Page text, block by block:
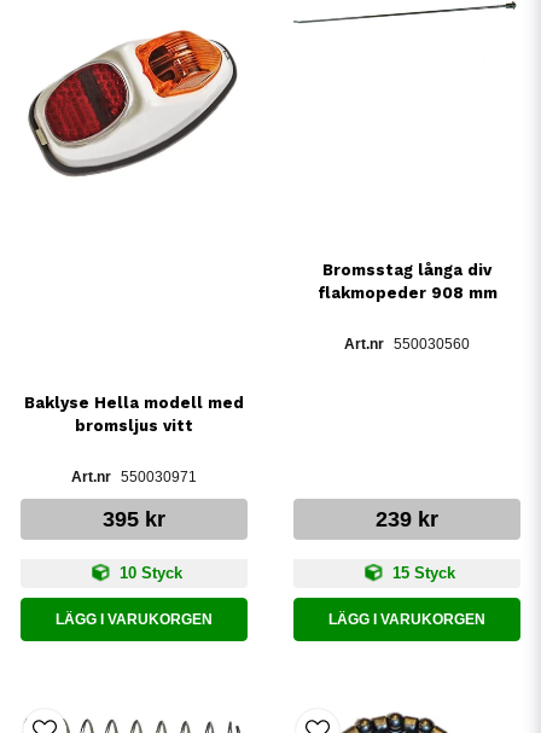
Baklyse Hella modell med
bromsljus vitt
550030971
395 kr
10 Styck
LÄGG I VARUKORGEN
Bromsstag långa div
flakmopeder 908 mm
550030560
239 kr
15 Styck
LÄGG I VARUKORGEN